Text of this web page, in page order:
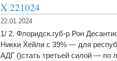
X 221024
22.01.2024
1/ 2. Флоридск.губ-р Рон
Никки Хейли с 39% — для
АДГ ()стать третьей силой — по